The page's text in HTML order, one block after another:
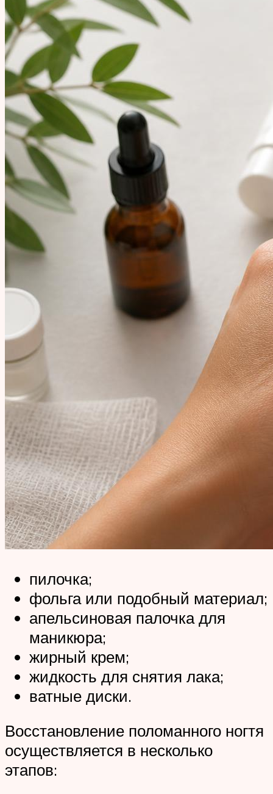
пилочка;
фольга или подобный материал;
апельсиновая палочка для
маникюра;
жирный крем;
жидкость для снятия лака;
ватные диски.
Восстановление поломанного ногтя
осуществляется в несколько
этапов: